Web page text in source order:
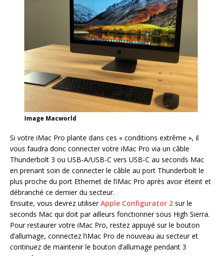
Image Macworld
Si votre iMac Pro plante dans ces « conditions extrême », il
vous faudra donc connecter votre iMac Pro via un câble
Thunderbolt 3 ou USB-A/USB-C vers USB-C au seconds Mac
en prenant soin de connecter le câble au port Thunderbolt le
plus proche du port Ethernet de l’iMac Pro après avoir éteint et
débranché ce dernier du secteur.
Ensuite, vous devrez utiliserApple Configurator 2 sur le
seconds Mac qui doit par ailleurs fonctionner sous High Sierra.
Pour restaurer votre iMac Pro, restez appuyé sur le bouton
d’allumage, connectez l’iMac Pro de nouveau au secteur et
continuez de maintenir le bouton d’allumage pendant 3